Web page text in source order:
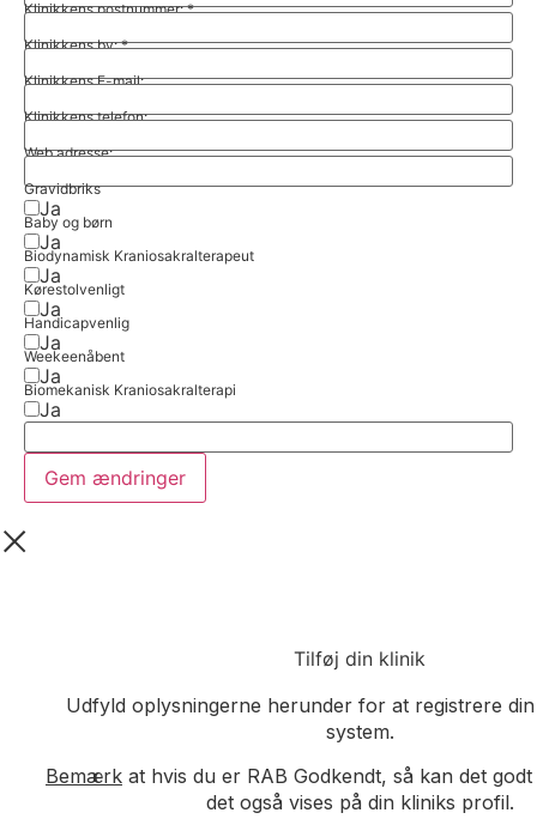
Klinikkens postnummer:*
Klinikkens by:*
Klinikkens E-mail:
Klinikkens telefon:
Web adresse:
Gravidbriks
Ja
Baby og børn
Ja
Biodynamisk Kraniosakralterapeut
Ja
Kørestolvenligt
Ja
Handicapvenlig
Ja
Weekeenåbent
Ja
Biomekanisk Kraniosakralterapi
Ja
Gem ændringer
Tilføj din klinik
Udfyld oplysningerne herunder for at registrere
system.
Bemærk at hvis du er RAB Godkendt, så kan det
det også vises på din kliniks profil.